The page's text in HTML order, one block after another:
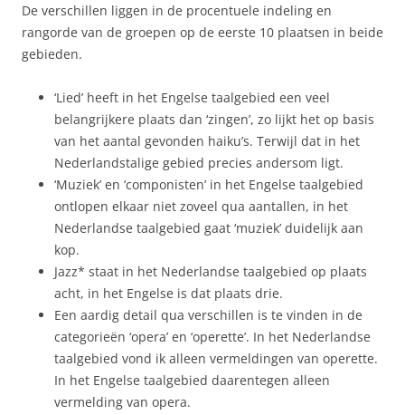
De verschillen liggen in de procentuele indeling en
rangorde van de groepen op de eerste 10 plaatsen in beide
gebieden.
‘Lied’ heeft in het Engelse taalgebied een veel
belangrijkere plaats dan ‘zingen’, zo lijkt het op basis
van het aantal gevonden haiku’s. Terwijl dat in het
Nederlandstalige gebied precies andersom ligt.
‘Muziek’ en ‘componisten’ in het Engelse taalgebied
ontlopen elkaar niet zoveel qua aantallen, in het
Nederlandse taalgebied gaat ‘muziek’ duidelijk aan
kop.
Jazz* staat in het Nederlandse taalgebied op plaats
acht, in het Engelse is dat plaats drie.
Een aardig detail qua verschillen is te vinden in de
categorieën ‘opera’ en ‘operette’. In het Nederlandse
taalgebied vond ik alleen vermeldingen van operette.
In het Engelse taalgebied daarentegen alleen
vermelding van opera.